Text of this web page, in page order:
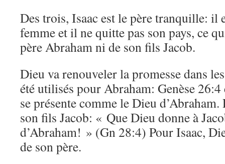
Des trois, Isaac est le père tranquille: il
femme et il ne quitte pas son pays, ce
père Abraham ni de son fils Jacob.
Dieu va renouveler la promesse dans
été utilisés pour Abraham: Genèse
se présente comme le Dieu
son fils Jacob: « Que Dieu donne à
d’Abraham! » (Gn 28:4) Pour Isaac,
de son père.